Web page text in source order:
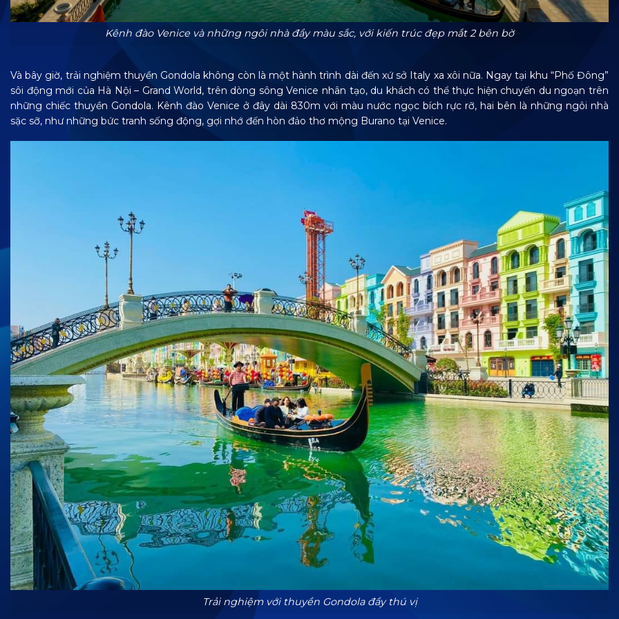
Kênh đào Venice và những ngôi nhà đầy màu sắc, với kiến trúc đẹp mắt 2 bên bờ
Và bây giờ, trải nghiệm thuyền Gondola không còn là một hành trình dài đến xứ sở Italy xa xôi nữa. Ngay tại khu “Phố Đông”
sôi động mới của Hà Nội – Grand World, trên dòng sông Venice nhân tạo, du khách có thể thực hiện chuyến du ngoạn trên
những chiếc thuyền Gondola. Kênh đào Venice ở đây dài 830m với màu nước ngọc bích rực rỡ, hai bên là những ngôi nhà
sặc sỡ, như những bức tranh sống động, gợi nhớ đến hòn đảo thơ mộng Burano tại Venice.
Trải nghiệm với thuyền Gondola đầy thú vị